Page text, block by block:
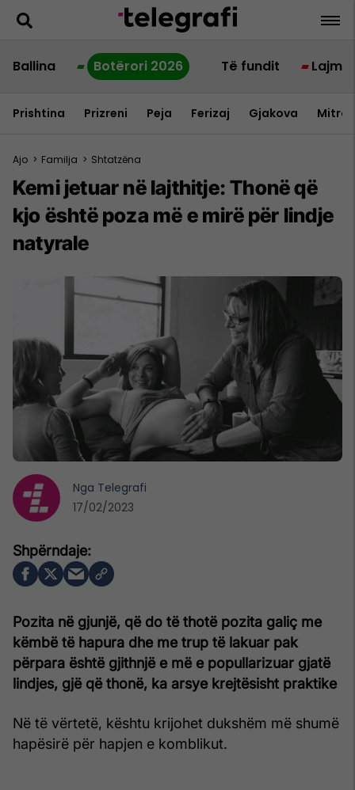
Ballina Botërori 2026 Të fundit Lajme
Prishtina Prizreni Peja Ferizaj Gjakova
Ajo > Familja > Shtatzëna
Kemi jetuar në lajthitje: Thonë që
kjo është poza më e mirë për lindje
natyrale
Pozita në gjunjë, që do të thotë pozita galiç me
këmbë të hapura dhe me trup të lakuar pak
përpara është gjithnjë e më e popullarizuar gjatë
lindjes, gjë që thonë, ka arsye krejtësisht praktike
Në të vërtetë, kështu krijohet dukshëm më shumë
hapësirë për hapjen e komblikut.
Nga Telegrafi
17/02/2023